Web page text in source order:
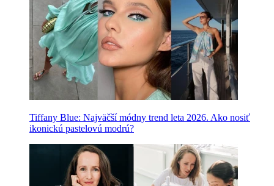
Tiffany Blue: Najväčší módny trend leta 2026. Ako nosiť
ikonickú pastelovú modrú?